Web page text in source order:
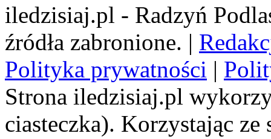
iledzisiaj.pl - Radzyń
źródła zabronione. |
Polityka prywatności |
Strona iledzisiaj.pl
ciasteczka). Korzystając